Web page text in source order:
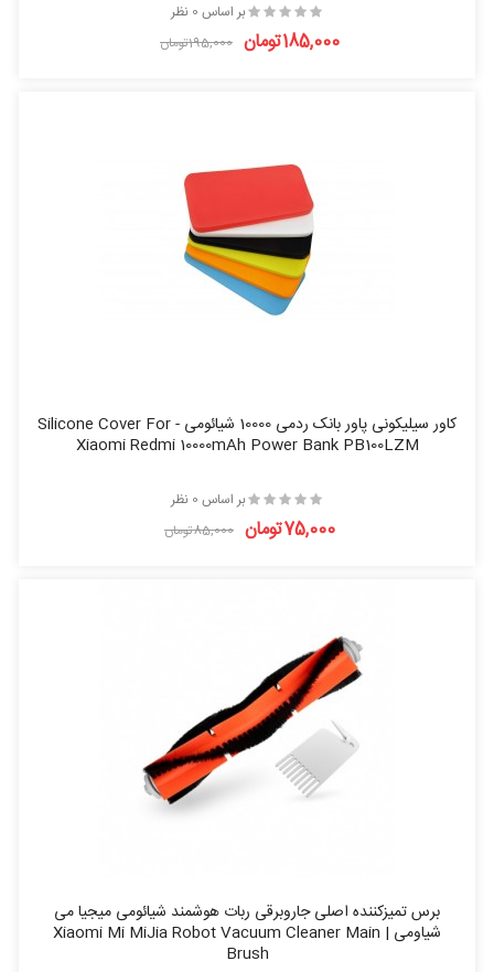
بر اساس 0 نظر
185,000تومان 195,000تومان
کاور سیلیکونی پاور بانک ردمی 10000 شیائومی - Silicone Cover For
Xiaomi Redmi 10000mAh Power Bank PB100LZM
بر اساس 0 نظر
75,000تومان 85,000تومان
برس تمیزکننده اصلی جاروبرقی ربات هوشمند شیائومی میجیا می
شیاومی | Xiaomi Mi MiJia Robot Vacuum Cleaner Main
Brush